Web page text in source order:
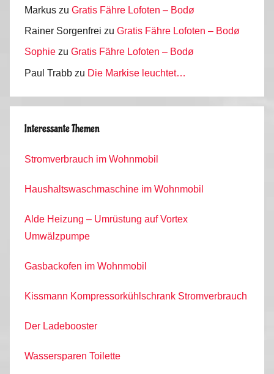
Markus zu Gratis Fähre Lofoten – Bodø
Rainer Sorgenfrei zu Gratis Fähre Lofoten – Bodø
Sophie zu Gratis Fähre Lofoten – Bodø
Paul Trabb zu Die Markise leuchtet…
Interessante Themen
Stromverbrauch im Wohnmobil
Haushaltswaschmaschine im Wohnmobil
Alde Heizung – Umrüstung auf Vortex
Umwälzpumpe
Gasbackofen im Wohnmobil
Kissmann Kompressorkühlschrank Stromverbrauch
Der Ladebooster
Wassersparen Toilette